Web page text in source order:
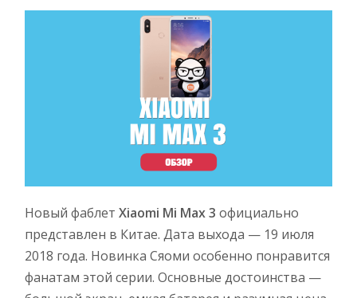
Новый фаблет Xiaomi Mi Max 3 официально
представлен в Китае. Дата выхода — 19 июля
2018 года. Новинка Сяоми особенно понравится
фанатам этой серии. Основные достоинства —